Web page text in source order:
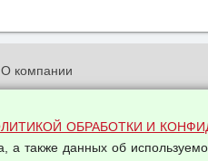
О компании
данных
ОБРАБОТКИ И
также данных об